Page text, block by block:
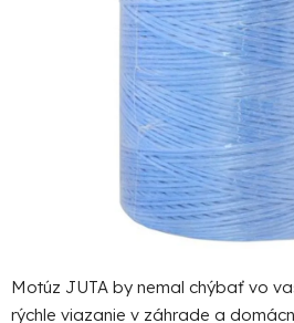
Motúz JUTA by nemal chýbať vo
rýchle viazanie v záhrade a